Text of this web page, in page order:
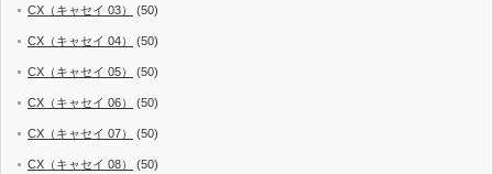
CX（キャセイ 03） (50)
CX（キャセイ 04） (50)
CX（キャセイ 05） (50)
CX（キャセイ 06） (50)
CX（キャセイ 07） (50)
CX（キャセイ 08） (50)